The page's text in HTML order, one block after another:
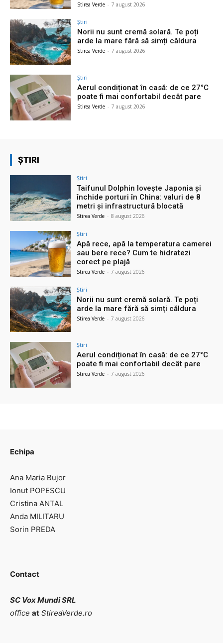
Stirea Verde - 7 august 2026
Știri
Norii nu sunt cremă solară. Te poți
arde la mare fără să simți căldura
Stirea Verde - 7 august 2026
Știri
Aerul condiționat în casă: de ce 27°C
poate fi mai confortabil decât pare
Stirea Verde - 7 august 2026
ȘTIRI
Știri
Taifunul Dolphin lovește Japonia și
închide porturi în China: valuri de 8
metri și infrastructură blocată
Stirea Verde - 8 august 2026
Știri
Apă rece, apă la temperatura camerei
sau bere rece? Cum te hidratezi
corect pe plajă
Stirea Verde - 7 august 2026
Știri
Norii nu sunt cremă solară. Te poți
arde la mare fără să simți căldura
Stirea Verde - 7 august 2026
Știri
Aerul condiționat în casă: de ce 27°C
poate fi mai confortabil decât pare
Stirea Verde - 7 august 2026
Echipa
Ana Maria Bujor
Ionut POPESCU
Cristina ANTAL
Anda MILITARU
Sorin PREDA
Contact
SC Vox Mundi SRL
office at StireaVerde.ro